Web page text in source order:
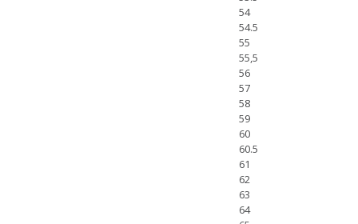
54
54.5
55
55,5
56
57
58
59
60
60.5
61
62
63
64